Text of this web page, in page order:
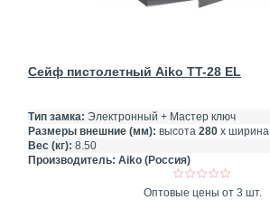
Сейф пистолетный Aiko TT-28 EL
Тип замка: Электронный + Мастер ключ
Размеры внешние (мм): высота 280 х ширина
Вес (кг): 8.50
Производитель: Aiko (Россия)
Оптовые цены от 3 шт.